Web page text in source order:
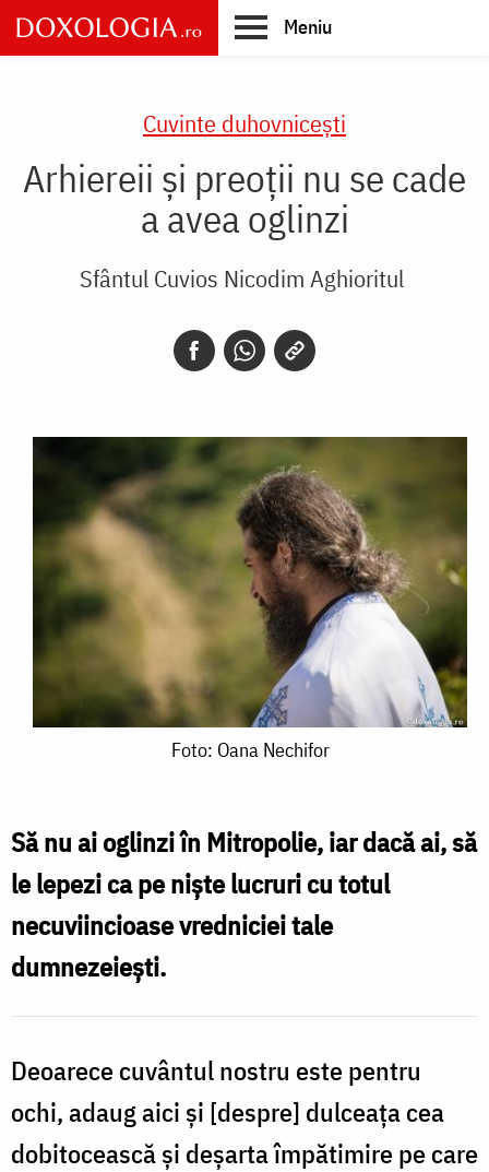
Skip
to
main
Meniu
Cuvinte duhovnicești
Arhiereii și preoții nu se cade
a avea oglinzi
Sfântul Cuvios Nicodim Aghioritul
Foto: Oana Nechifor
Să nu ai oglinzi în Mitropolie, iar dacă ai, să
le lepezi ca pe nişte lucruri cu totul
necuviincioase vredniciei tale
dumnezeieşti.
Deoarece cuvântul nostru este pentru
ochi, adaug aici şi [despre] dulceaţa cea
dobitocească şi deşarta împătimire pe care